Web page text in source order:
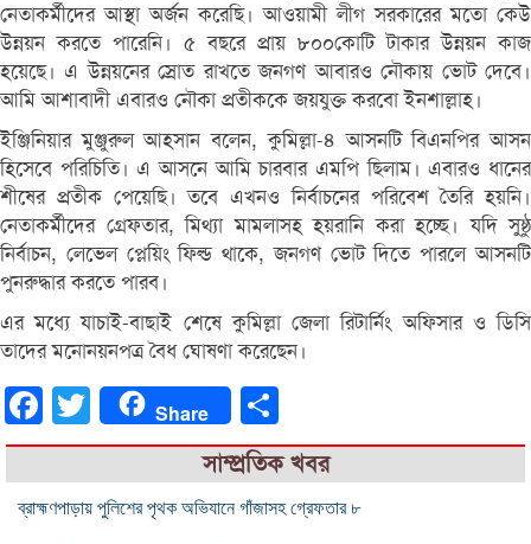
নেতাকর্মীদের আস্থা অর্জন করেছি। আওয়ামী লীগ সরকারের মতো কেউ
উন্নয়ন করতে পারেনি। ৫ বছরে প্রায় ৮০০কোটি টাকার উন্নয়ন কাজ
হয়েছে। এ উন্নয়নের স্রোত রাখতে জনগণ আবারও নৌকায় ভোট দেবে।
আমি আশাবাদী এবারও নৌকা প্রতীককে জয়যুক্ত করবো ইনশাল্লাহ।
ইঞ্জিনিয়ার মুঞ্জুরুল আহসান বলেন, কুমিল্লা-৪ আসনটি বিএনপির আসন
হিসেবে পরিচিতি। এ আসনে আমি চারবার এমপি ছিলাম। এবারও ধানের
শীষের প্রতীক পেয়েছি। তবে এখনও নির্বাচনের পরিবেশ তৈরি হয়নি।
নেতাকর্মীদের গ্রেফতার, মিথ্যা মামলাসহ হয়রানি করা হচ্ছে। যদি সুষ্ঠু
নির্বাচন, লেভেল প্লেয়িং ফিল্ড থাকে, জনগণ ভোট দিতে পারলে আসনটি
পুনরুদ্ধার করতে পারব।
এর মধ্যে যাচাই-বাছাই শেষে কুমিল্লা জেলা রিটার্নিং অফিসার ও ডিসি
তাদের মনোনয়নপত্র বৈধ ঘোষণা করেছেন।
FacebookTwitter Share
সাম্প্রতিক খবর
ব্রাহ্মণপাড়ায় পুলিশের পৃথক অভিযানে গাঁজাসহ গ্রেফতার ৮